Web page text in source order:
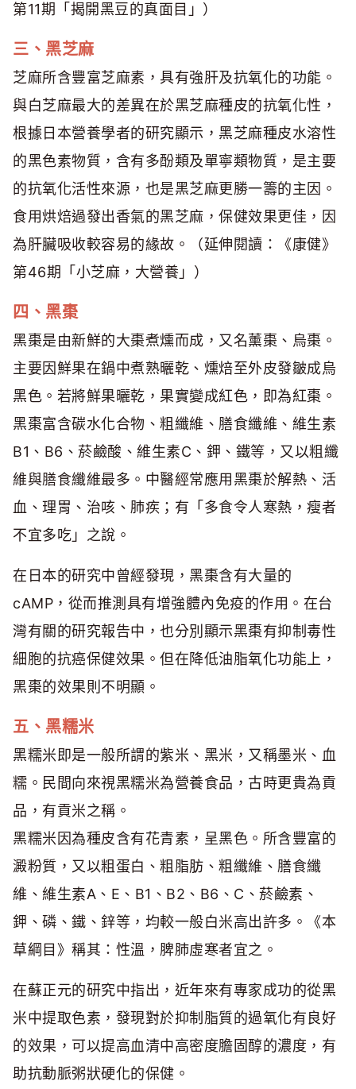
第11期「揭開黑豆的真面目」）
三、黑芝麻
芝麻所含豐富芝麻素，具有強肝及抗氧化的功能。
與白芝麻最大的差異在於黑芝麻種皮的抗氧化性，
根據日本營養學者的研究顯示，黑芝麻種皮水溶性
的黑色素物質，含有多酚類及單寧類物質，是主要
的抗氧化活性來源，也是黑芝麻更勝一籌的主因。
食用烘焙過發出香氣的黑芝麻，保健效果更佳，因
為肝臟吸收較容易的緣故。（延伸閱讀：《康健》
第46期「小芝麻，大營養」）
四、黑棗
黑棗是由新鮮的大棗煮燻而成，又名薰棗、烏棗。
主要因鮮果在鍋中煮熟曬乾、燻焙至外皮發皺成烏
黑色。若將鮮果曬乾，果實變成紅色，即為紅棗。
黑棗富含碳水化合物、粗纖維、膳食纖維、維生素
B1、B6、菸鹼酸、維生素C、鉀、鐵等，又以粗纖
維與膳食纖維最多。中醫經常應用黑棗於解熱、活
血、理胃、治咳、肺疾；有「多食令人寒熱，瘦者
不宜多吃」之說。
在日本的研究中曾經發現，黑棗含有大量的
cAMP，從而推測具有增強體內免疫的作用。在台
灣有關的研究報告中，也分別顯示黑棗有抑制毒性
細胞的抗癌保健效果。但在降低油脂氧化功能上，
黑棗的效果則不明顯。
五、黑糯米
黑糯米即是一般所謂的紫米、黑米，又稱墨米、血
糯。民間向來視黑糯米為營養食品，古時更貴為貢
品，有貢米之稱。
黑糯米因為種皮含有花青素，呈黑色。所含豐富的
澱粉質，又以粗蛋白、粗脂肪、粗纖維、膳食纖
維、維生素A、E、B1、B2、B6、C、菸鹼素、
鉀、磷、鐵、鋅等，均較一般白米高出許多。《本
草綱目》稱其：性溫，脾肺虛寒者宜之。
在蘇正元的研究中指出，近年來有專家成功的從黑
米中提取色素，發現對於抑制脂質的過氧化有良好
的效果，可以提高血清中高密度膽固醇的濃度，有
助抗動脈粥狀硬化的保健。